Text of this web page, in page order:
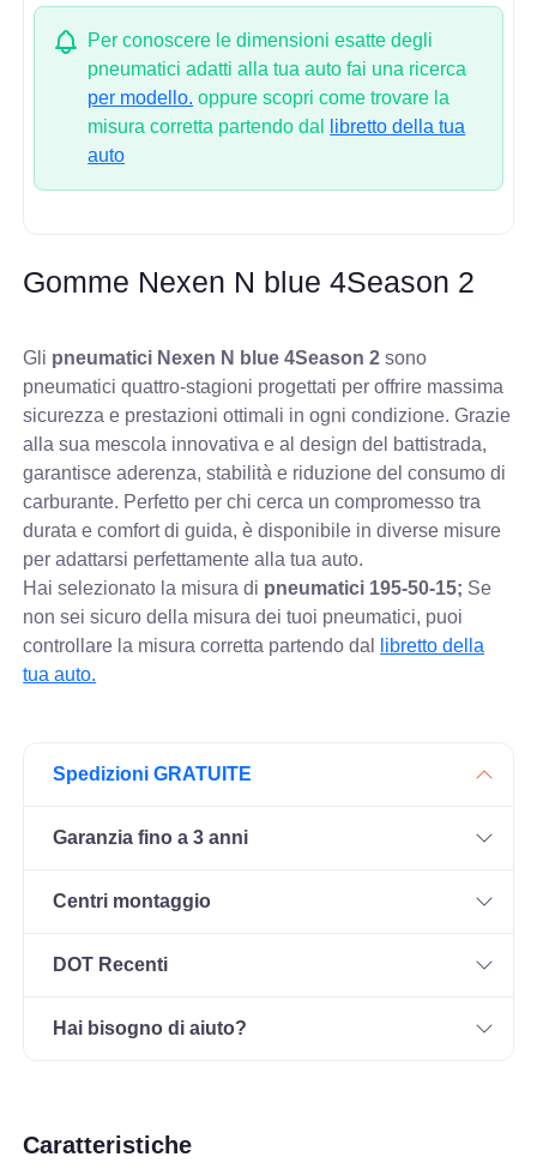
Per conoscere le dimensioni esatte degli
pneumatici adatti alla tua auto fai una ricerca
per modello. oppure scopri come trovare la
misura corretta partendo dal
libretto della tua
auto
Gomme Nexen N blue 4Season 2
Gli pneumatici Nexen N blue 4Season 2 sono
pneumatici quattro-stagioni progettati per offrire massima
sicurezza e prestazioni ottimali in ogni condizione. Grazie
alla sua mescola innovativa e al design del battistrada,
garantisce aderenza, stabilità e riduzione del consumo di
carburante. Perfetto per chi cerca un compromesso tra
durata e comfort di guida, è disponibile in diverse misure
per adattarsi perfettamente alla tua auto.
Hai selezionato la misura di pneumatici 195-50-15; Se
non sei sicuro della misura dei tuoi pneumatici, puoi
controllare la misura corretta partendo dal
libretto della
tua auto.
Spedizioni GRATUITE
Garanzia fino a 3 anni
Centri montaggio
DOT Recenti
Hai bisogno di aiuto?
Caratteristiche